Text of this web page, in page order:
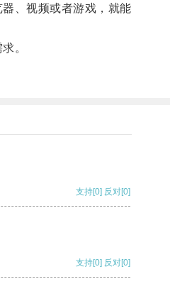
、视频或者游戏，就能
。
支持[0] 反对[0]
支持[0] 反对[0]